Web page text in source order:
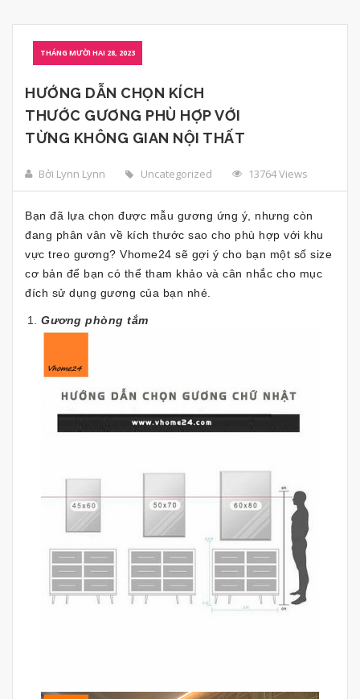
THÁNG MƯỜI HAI 28, 2023
HƯỚNG DẪN CHỌN KÍCH
THƯỚC GƯƠNG PHÙ HỢP VỚI
TỪNG KHÔNG GIAN NỘI THẤT
Bởi Lynn Lynn Uncategorized 13764 Views
Bạn đã lựa chọn được mẫu gương ứng ý, nhưng còn
đang phân vân về kích thước sao cho phù hợp với khu
vực treo gương? Vhome24 sẽ gợi ý cho bạn một số size
cơ bản để bạn có thể tham khảo và cân nhắc cho mục
đích sử dụng gương của bạn nhé.
Gương phòng tắm